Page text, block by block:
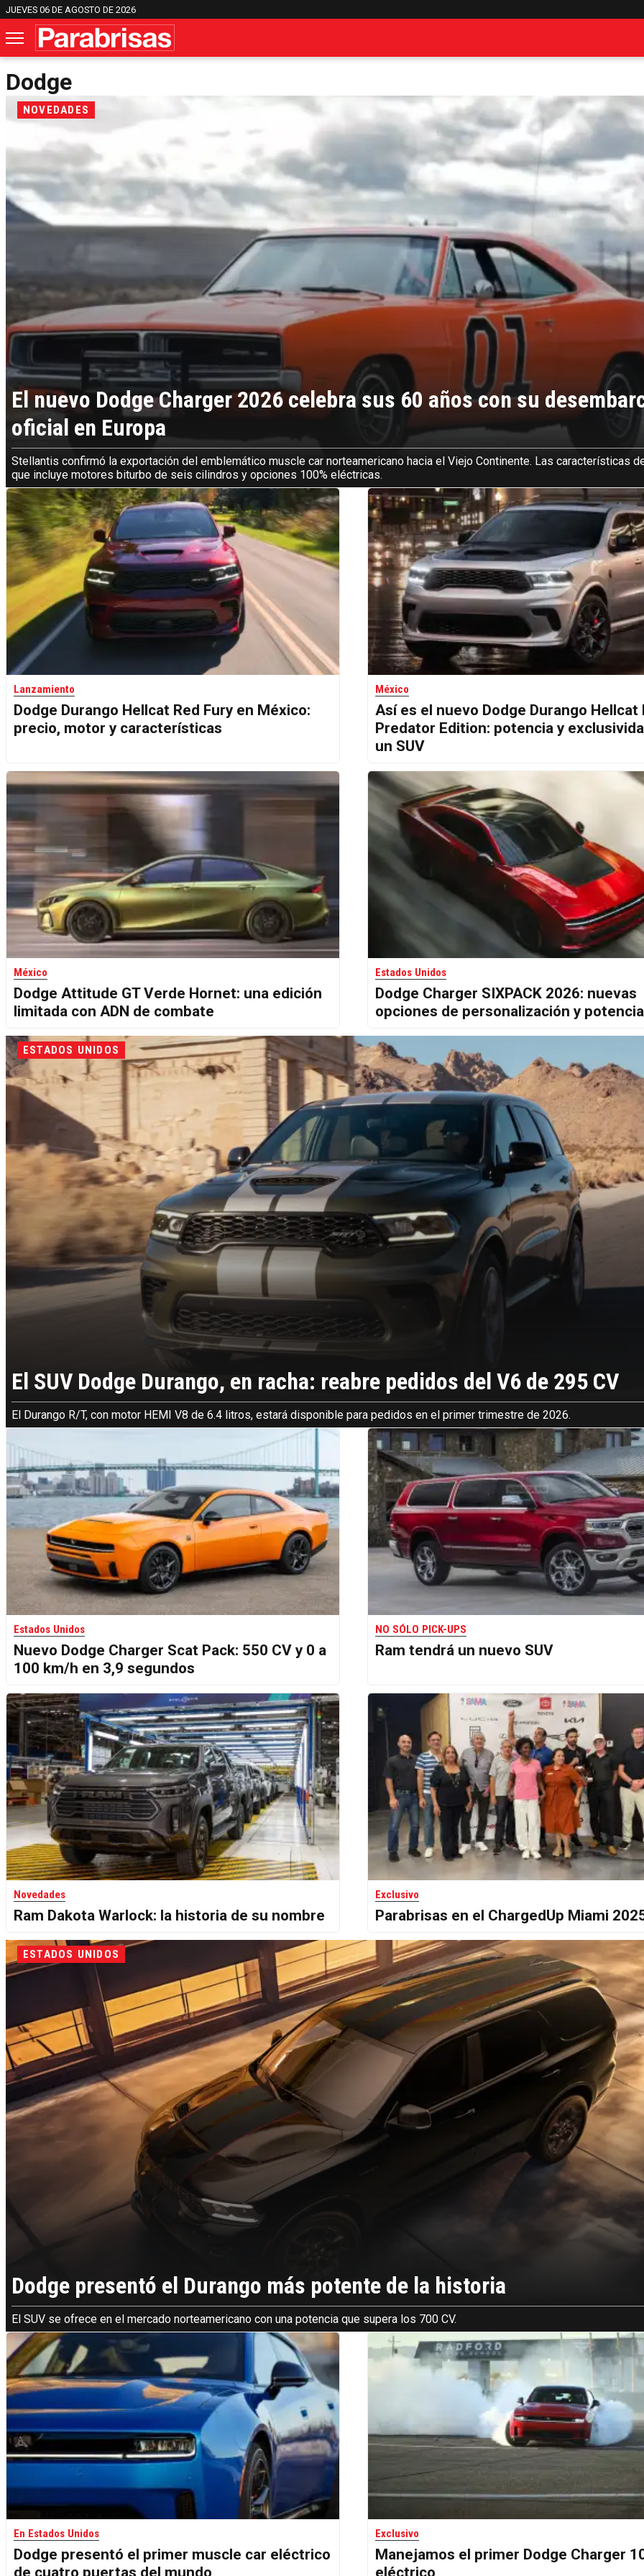
JUEVES 06 DE AGOSTO DE 2026
Dodge
NOVEDADES
El nuevo Dodge Charger 2026 celebra sus 60 años con su
oficial en Europa
Stellantis confirmó la exportación del emblemático muscle car norteamericano hacia el Viejo Continente. Las características
que incluye motores biturbo de seis cilindros y opciones 100% eléctricas.
Lanzamiento
Dodge Durango Hellcat Red Fury en México:
precio, motor y características
México
Así es el nuevo Dodge Durango Hellcat
Predator Edition: potencia y
un SUV
México
Dodge Attitude GT Verde Hornet: una edición
limitada con ADN de combate
Estados Unidos
Dodge Charger SIXPACK 2026: nuevas
opciones de personalización y
ESTADOS UNIDOS
El SUV Dodge Durango, en racha: reabre pedidos del V6 de 295 CV
El Durango R/T, con motor HEMI V8 de 6.4 litros, estará disponible para pedidos en el primer trimestre de 2026.
Estados Unidos
Nuevo Dodge Charger Scat Pack: 550 CV y 0 a
100 km/h en 3,9 segundos
NO SÓLO PICK-UPS
Ram tendrá un nuevo SUV
Novedades
Ram Dakota Warlock: la historia de su nombre
Exclusivo
Parabrisas en el ChargedUp Miami
ESTADOS UNIDOS
Dodge presentó el Durango más potente de la historia
El SUV se ofrece en el mercado norteamericano con una potencia que supera los 700 CV.
En Estados Unidos
Dodge presentó el primer muscle car eléctrico
de cuatro puertas del mundo
Exclusivo
Manejamos el primer Dodge Charger
eléctrico